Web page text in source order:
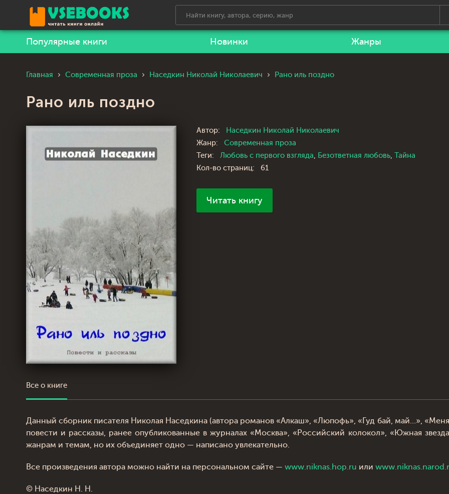
Популярные книги Новинки Жанры
Главная Современная проза Наседкин Николай Николаевич Рано иль поздно
Рано иль поздно
Автор:
Наседкин Николай Николаевич
Жанр:
Современная проза
Теги:
Любовь с первого взгляда, Безответная любовь, Тайна
Кол-во страниц:
61
Читать книгу
Все о книге
Данный сборник писателя Николая Наседкина (автора романов «Алкаш», «Люпофь», «Гуд бай, май…»,
повести и рассказы, ранее опубликованные в журналах «Москва», «Российский колокол», «Южная
жанрам и темам, но их объединяет одно — написано увлекательно.
Все произведения автора можно найти на персональном сайте — www.niknas.hop.ru или
© Наседкин Н. Н.